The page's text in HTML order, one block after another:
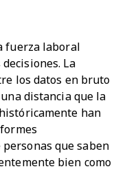
fuerza laboral
La
los datos en bruto
distancia que la
han
que saben
bien como